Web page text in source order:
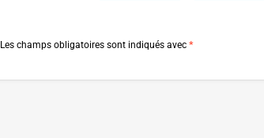
Les champs obligatoires sont indiqués avec *